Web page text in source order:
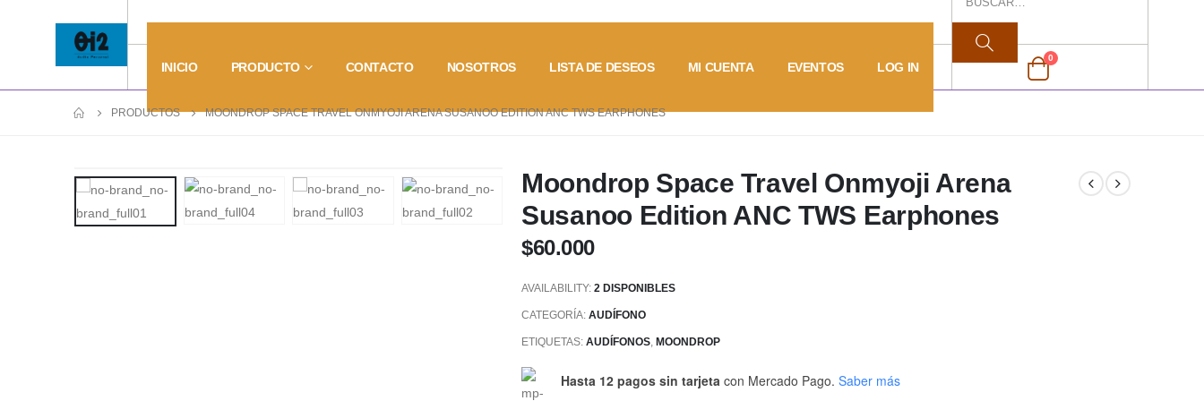
INICIO PRODUCTO CONTACTO NOSOTROS LISTA DE DESEOS MI CUENTA EVENTOS LOG IN
0
PRODUCTOS MOONDROP SPACE TRAVEL ONMYOJI ARENA SUSANOO EDITION ANC TWS EARPHONES
Moondrop Space Travel Onmyoji Arena
Susanoo Edition ANC TWS Earphones
$60.000
AVAILABILITY: 2 DISPONIBLES
CATEGORÍA: AUDÍFONO
ETIQUETAS: AUDÍFONOS, MOONDROP
Hasta 12 pagos sin tarjeta con Mercado Pago. Saber más